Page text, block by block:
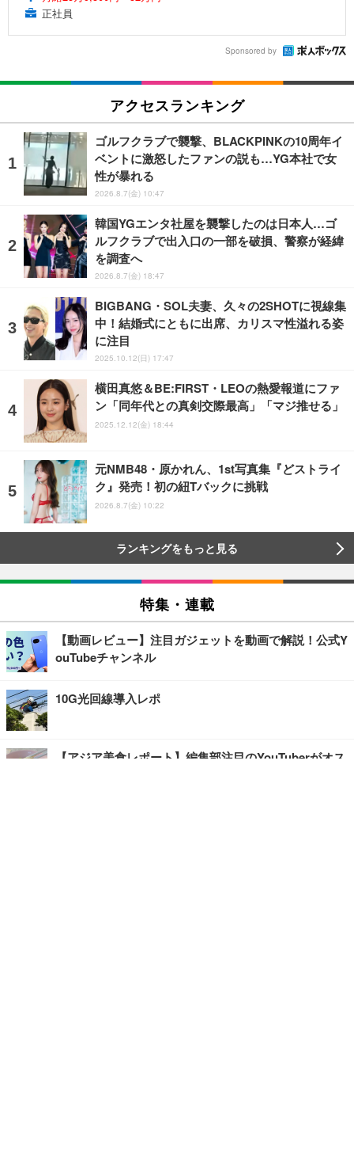
正社員
Sponsored by
アクセスランキング
ゴルフクラブで襲撃、BLACKPINKの10周年イ
ベントに激怒したファンの説も…YG本社で女
性が暴れる
2026.8.7(金) 10:47
韓国YGエンタ社屋を襲撃したのは日本人…ゴ
ルフクラブで出入口の一部を破損、警察が経緯
を調査へ
2026.8.7(金) 18:47
BIGBANG・SOL夫妻、久々の2SHOTに視線集
中！結婚式にともに出席、カリスマ性溢れる姿
に注目
2025.10.12(日) 17:47
横田真悠＆BE:FIRST・LEOの熱愛報道にファ
ン「同年代との真剣交際最高」「マジ推せる」
2025.12.12(金) 18:44
元NMB48・原かれん、1st写真集『どストライ
ク』発売！初の紐Tバックに挑戦
2026.8.7(金) 10:22
ランキングをもっと見る
特集・連載
【動画レビュー】注目ガジェットを動画で解説！公式Y
ouTubeチャンネル
10G光回線導入レポ
【アジア美食レポート】編集部注目のYouTuberがオス